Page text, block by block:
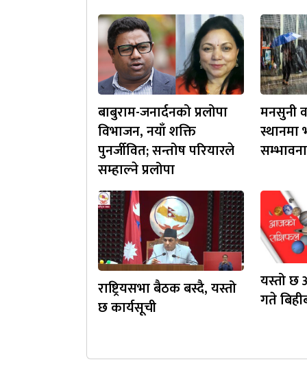
बाबुराम-जनार्दनको प्रलोपा
विभाजन, नयाँ शक्ति
पुनर्जीवित; सन्तोष परियारले
सम्हाल्ने प्रलोपा
मनसुनी
स्थानमा
सम्भावना
राष्ट्रियसभा बैठक बस्दै, यस्तो
छ कार्यसूची
यस्तो छ
गते